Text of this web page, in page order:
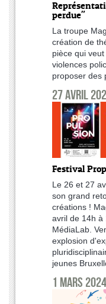
perdue"
La troupe
création de
pièce qui
violences
proposer des
27 avril
Festival
Le 26 et 27
son grand
créations !
avril de 14h à
MédiaLab.
explosion
jeunes
1 mars 2024